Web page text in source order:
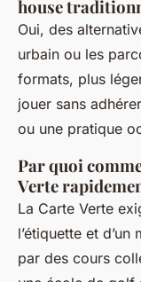
house
Oui, des
urbain ou les
formats, plus
jouer sans
ou une pratique
Par quoi
Verte
La Carte Verte
l’étiquette et
par des cours